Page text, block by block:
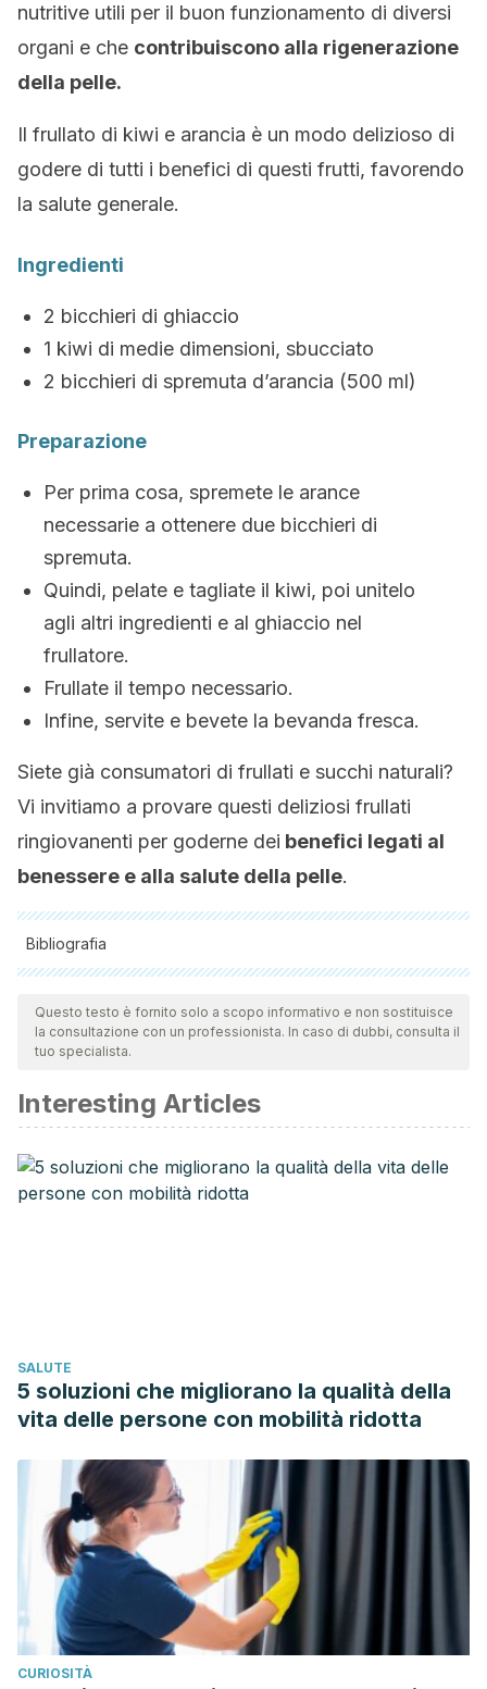
nutritive utili per il buon funzionamento di diversi
organi e che contribuiscono alla rigenerazione
della pelle.
Il frullato di kiwi e arancia è un modo delizioso di
godere di tutti i benefici di questi frutti, favorendo
la salute generale.
Ingredienti
2 bicchieri di ghiaccio
1 kiwi di medie dimensioni, sbucciato
2 bicchieri di spremuta d’arancia (500 ml)
Preparazione
Per prima cosa, spremete le arance
necessarie a ottenere due bicchieri di
spremuta.
Quindi, pelate e tagliate il kiwi, poi unitelo
agli altri ingredienti e al ghiaccio nel
frullatore.
Frullate il tempo necessario.
Infine, servite e bevete la bevanda fresca.
Siete già consumatori di frullati e succhi naturali?
Vi invitiamo a provare questi deliziosi frullati
ringiovanenti per goderne dei benefici legati al
benessere e alla salute della pelle.
Bibliografia
Tutte le fonti citate sono state esaminate a fondo dal nostro
team per garantirne la qualità, l'affidabilità, l'attualità e la
validità. La bibliografia di questo articolo è stata considerata
Fernández, I. (2015).Rejuvenece: con los consejos de la
Dra. Isabel Fernández Dominguez. CALIGRAMA.
Millidge, J. (2006).El libro de los zumos y batidos.
Ediciones Robinbook.
Questo testo è fornito solo a scopo informativo e non sostituisce
la consultazione con un professionista. In caso di dubbi, consulta il
tuo specialista.
Interesting Articles
SALUTE
5 soluzioni che migliorano la qualità della
vita delle persone con mobilità ridotta
CURIOSITÀ